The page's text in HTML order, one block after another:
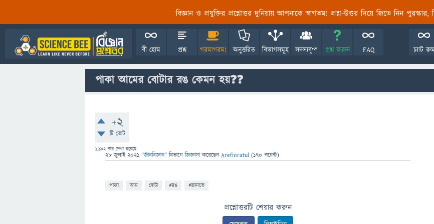
বিজ্ঞান ও প্রযুক্তির প্রশ্নোত্তর দুনিয়ায় আপনাকে স্বাগতম! প্রশ্ন-উত্তর দিয়ে জিতে নিন পুরস্কার,
বী হোম প্রশ্ন গরমাগরম! অনুত্তরিত বিভাগসমূহ সদস্যবৃন্দ প্রশ্ন করুন FAQ চ্যাট
পাকা আমের বোটার রঙ কেমন হয়❓❓
+2
টি ভোট
1,192বার দেখা হয়েছে
28 জুলাই 2021 "জীববিজ্ঞান" বিভাগে জিজ্ঞাসাকরেছেনArefinratul (170 পয়েন্ট)
পাকা আম বোটা #রঙ #জানতে
প্রশ্নোত্তরটি শেয়ার করুন